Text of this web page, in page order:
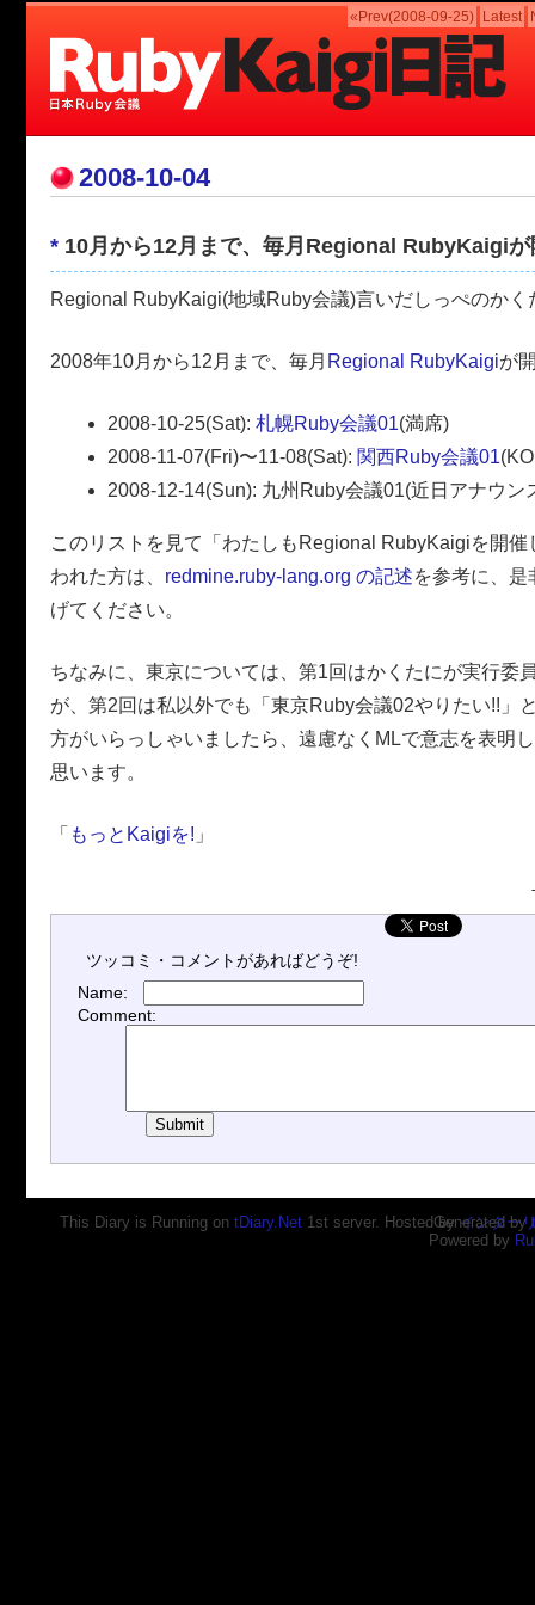
2008-10-04
* 10月から12月まで、毎月Regional RubyKaigiが
Regional RubyKaigi(地域Ruby会議)言いだしっぺのかく
2008年10月から12月まで、毎月 Regional RubyKaigiが
2008-10-25(Sat): 札幌Ruby会議01(満席)
2008-11-07(Fri)〜11-08(Sat): 関西Ruby会議01
2008-12-14(Sun): 九州Ruby会議01(近日アナウン
このリストを見て「わたしもRegional RubyKaigiを開催
われた方は、 redmine.ruby-lang.org の記述を参考に、是
げてください。
ちなみに、東京については、第1回はかくたにが実行委
が、第2回は私以外でも「東京Ruby会議02やりたい!!」
方がいらっしゃいましたら、遠慮なくMLで意志を表明
思います。
「 もっとKaigiを! 」
ツッコミ・コメントがあればどうぞ!
Name:
Comment:
«Prev(2008-09-25) Latest
This Diary is Running on tDiary.Net 1st server. Hosted byインター
Generated by
Powered by